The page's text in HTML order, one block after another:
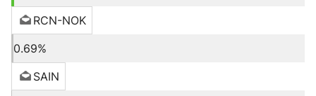
RCN-NOK
0.69%
SAIN